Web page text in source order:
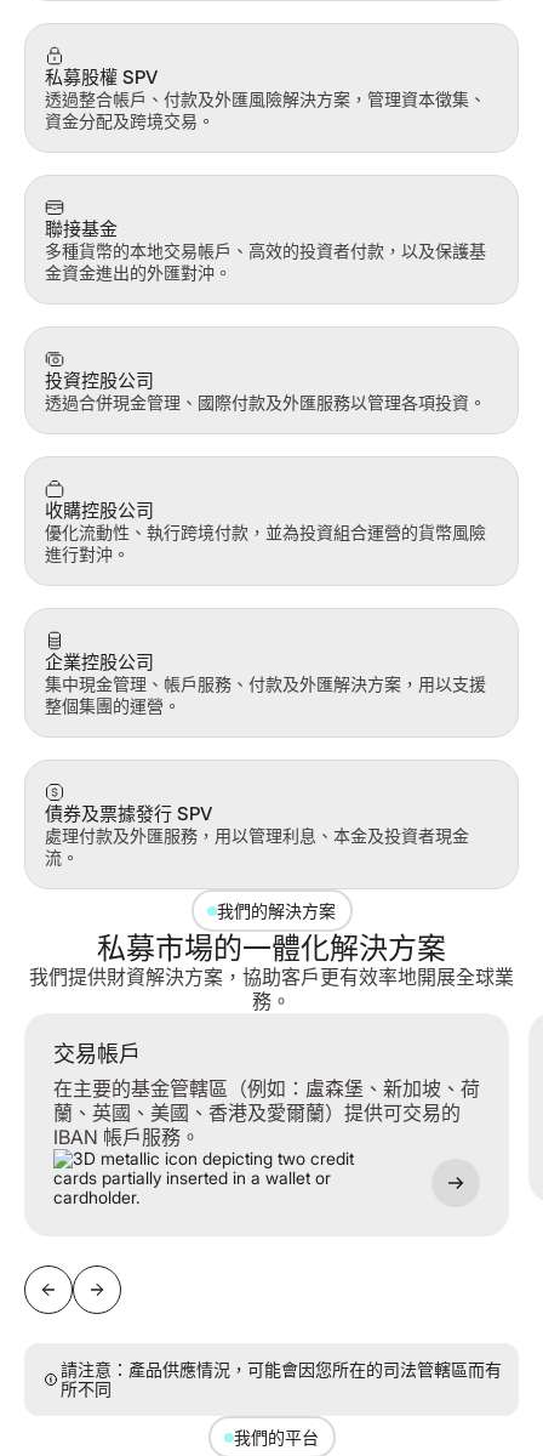
私募股權 SPV
透過整合帳戶、付款及外匯風險解決方案，管理資本徵集、
資金分配及跨境交易。
聯接基金
多種貨幣的本地交易帳戶、高效的投資者付款，以及保護基
金資金進出的外匯對沖。
投資控股公司
透過合併現金管理、國際付款及外匯服務以管理各項投資。
收購控股公司
優化流動性、執行跨境付款，並為投資組合運營的貨幣風險
進行對沖。
企業控股公司
集中現金管理、帳戶服務、付款及外匯解決方案，用以支援
整個集團的運營。
債券及票據發行 SPV
處理付款及外匯服務，用以管理利息、本金及投資者現金
流。
我們的解決方案
私募市場的一體化解決方案
我們提供財資解決方案，協助客戶更有效率地開展全球業
務。
交易帳戶
在主要的基金管轄區（例如：盧森堡、新加坡、荷
蘭、英國、美國、香港及愛爾蘭）提供可交易的
IBAN 帳戶服務。
交易帳戶
請注意：產品供應情況，可能會因您所在的司法管轄區而有
所不同
我們的平台